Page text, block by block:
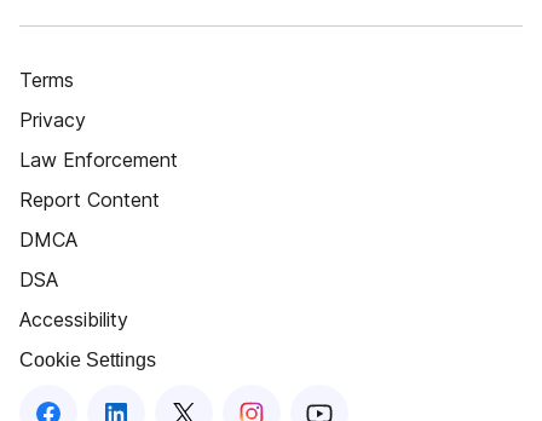
Terms
Privacy
Law Enforcement
Report Content
DMCA
DSA
Accessibility
Cookie Settings